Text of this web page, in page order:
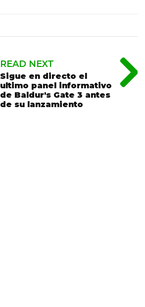
READ NEXT
Sigue en directo el
ultimo panel informativo
de Baldur's Gate 3 antes
de su lanzamiento